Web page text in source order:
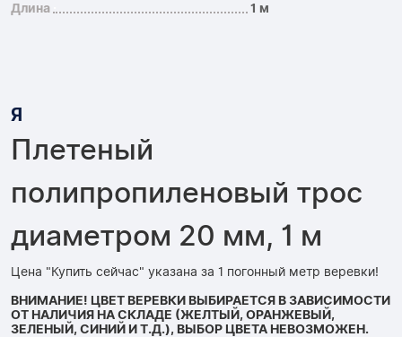
Длина 1 м
Я
Плетеный
полипропиленовый трос
диаметром 20 мм, 1 м
Цена "Купить сейчас" указана за 1 погонный метр веревки!
ВНИМАНИЕ! ЦВЕТ ВЕРЕВКИ ВЫБИРАЕТСЯ В ЗАВИСИМОСТИ
ОТ НАЛИЧИЯ НА СКЛАДЕ (ЖЕЛТЫЙ, ОРАНЖЕВЫЙ,
ЗЕЛЕНЫЙ, СИНИЙ И Т.Д.), ВЫБОР ЦВЕТА НЕВОЗМОЖЕН.